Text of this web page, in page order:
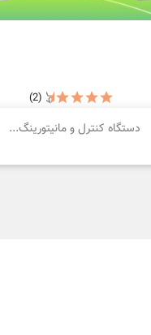
دستگاه کنترل و مانیتورینگ...
(2)
نمایش سریع